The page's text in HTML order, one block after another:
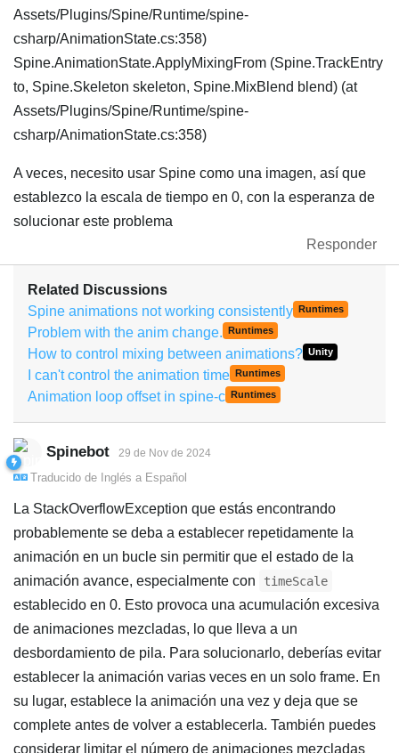
Assets/Plugins/Spine/Runtime/spine-
csharp/AnimationState.cs:358)
Spine.AnimationState.ApplyMixingFrom (Spine.TrackEntry
to, Spine.Skeleton skeleton, Spine.MixBlend blend) (at
Assets/Plugins/Spine/Runtime/spine-
csharp/AnimationState.cs:358)
A veces, necesito usar Spine como una imagen, así que
establezco la escala de tiempo en 0, con la esperanza de
solucionar este problema
Responder
Related Discussions
Spine animations not working consistently
Runtimes
Problem with the anim change. Runtimes
How to control mixing between animations? Unity
I can't control the animation time Runtimes
Animation loop offset in spine-c Runtimes
Spinebot 29 de Nov de 2024
Traducido de Inglés a Español
La StackOverflowException que estás encontrando
probablemente se deba a establecer repetidamente la
animación en un bucle sin permitir que el estado de la
animación avance, especialmente con
timeScale
establecido en 0. Esto provoca una acumulación excesiva
de animaciones mezcladas, lo que lleva a un
desbordamiento de pila. Para solucionarlo, deberías evitar
establecer la animación varias veces en un solo frame. En
su lugar, establece la animación una vez y deja que se
complete antes de volver a establecerla. También puedes
considerar limitar el número de animaciones mezcladas